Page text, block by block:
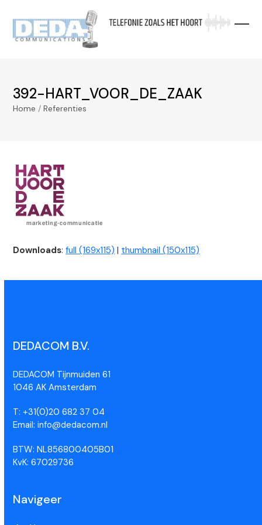
content
392-HART_VOOR_DE_ZAAK
Home /Referenties
Downloads:full (169x115) | thumbnail (150x115)
DEDACOM B.V.
DEDACOM Tijnmuiden 61
1046 AK Amsterdam
T: +31(0)20 682 37 04
Email: info@dedacom.nl
BTW: NL856800405B01
KvK: 67029736
Navigeer